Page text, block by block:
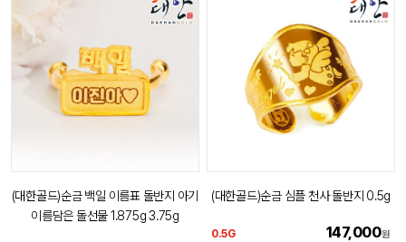
(대한골드)순금 백일 이름표 돌반지 아기
이름담은 돌선물 1.875g 3.75g
(대한골드)순금 심플 천사 돌반지 0.5g
0.5G 147,000원